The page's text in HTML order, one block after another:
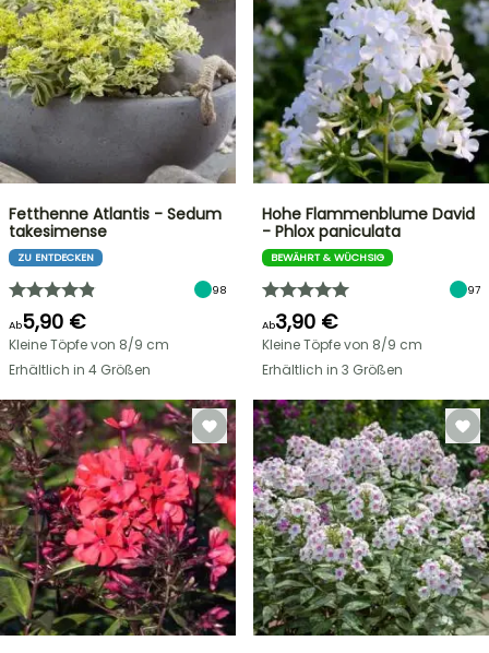
Fetthenne Atlantis - Sedum
takesimense
ZU ENTDECKEN
98
Ab5,90 €
Kleine Töpfe von 8/9 cm
Erhältlich in 4 Größen
Hohe Flammenblume David
- Phlox paniculata
BEWÄHRT & WÜCHSIG
97
Ab3,90 €
Kleine Töpfe von 8/9 cm
Erhältlich in 3 Größen